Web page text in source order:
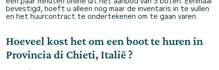
bevestigd, hoeft u alleen nog maar de inventaris in te vullen
en het huurcontract te ondertekenen om te gaan varen.
Hoeveel kost het om een boot te huren in
Provincia di Chieti, Italië ?